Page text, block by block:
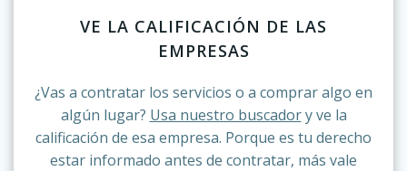
VE LA CALIFICACIÓN DE LAS
EMPRESAS
¿Vas a contratar los servicios o a comprar algo en
algún lugar? Usa nuestro buscadory ve la
calificación de esa empresa. Porque es tu derecho
estar informado antes de contratar, más vale